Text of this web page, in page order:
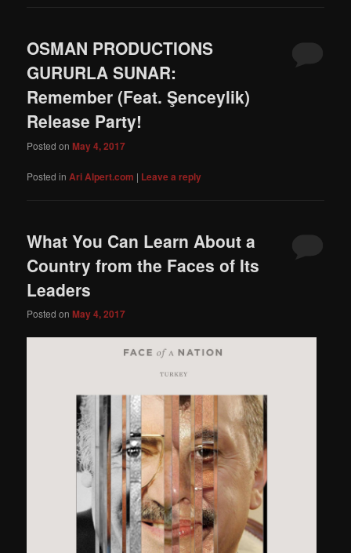
OSMAN PRODUCTIONS
GURURLA SUNAR:
Remember (Feat. Şenceylik)
Release Party!
Posted onMay 4, 2017
Posted in Ari Alpert.com | Leave a reply
What You Can Learn About a
Country from the Faces of Its
Leaders
Posted onMay 4, 2017